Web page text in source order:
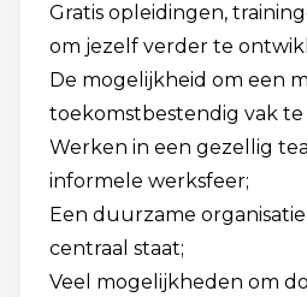
Gratis opleidingen,
om jezelf verder te
De mogelijkheid om een
toekomstbestendig vak te
Werken in een gezellig
informele werksfeer;
Een duurzame
centraal staat;
Veel mogelijkheden om